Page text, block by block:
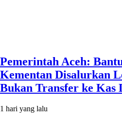
Pemerintah Aceh:
Kementan Disalurkan
Bukan Transfer ke Kas
1 hari yang lalu